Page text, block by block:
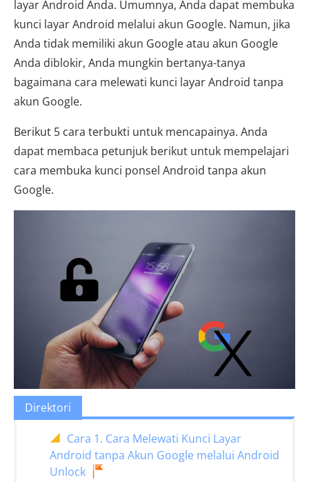
layar Android Anda. Umumnya, Anda dapat membuka
kunci layar Android melalui akun Google. Namun, jika
Anda tidak memiliki akun Google atau akun Google
Anda diblokir, Anda mungkin bertanya-tanya
bagaimana cara melewati kunci layar Android tanpa
akun Google.
Berikut 5 cara terbukti untuk mencapainya. Anda
dapat membaca petunjuk berikut untuk mempelajari
cara membuka kunci ponsel Android tanpa akun
Google.
Direktori
Cara 1. Cara Melewati Kunci Layar
Android tanpa Akun Google melalui Android
Unlock